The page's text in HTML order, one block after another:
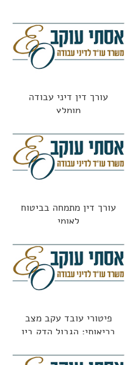
עורך דין דיני עבודה
מומלץ
עורך דין מתמחה בביטוח
לאומי
פיטורי עובד עקב מצב
בריאותי: הגבול הדק בין